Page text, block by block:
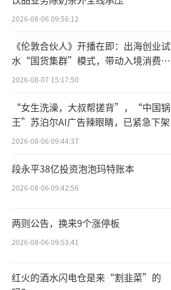
2026-08-06 09:56:12
《伦敦合伙人》开播在即：出海创业试
水“国货集群”模式，带动入境消费反
向种草
2026-08-07 15:17:50
“女生洗澡，大叔帮搓背”，“中国锅
王”苏泊尔AI广告辣眼睛，已紧急下架
2026-08-06 09:44:37
段永平38亿投资泡泡玛特账本
2026-08-06 09:42:56
两则公告，换来9个涨停板
2026-08-06 09:53:41
红火的酒水闪电仓是来“割韭菜”的